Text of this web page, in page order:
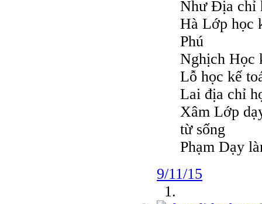
Như Địa chỉ
Hà Lớp học
Phú
Nghịch Học
Lỗ học kế
Lai địa chỉ
Xâm Lớp
từ sống
Phạm Dạy
9/11/15